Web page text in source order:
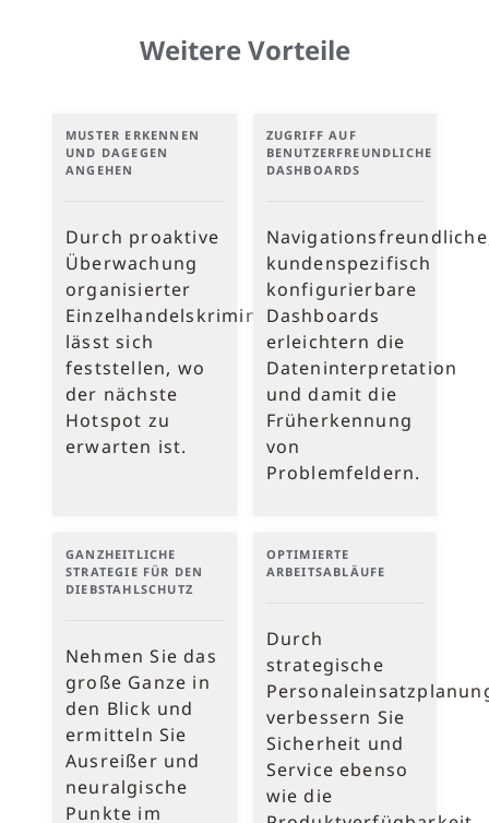
Weitere Vorteile
MUSTER ERKENNEN
UND DAGEGEN
ANGEHEN
Durch proaktive
Überwachung
organisierter
Einzelhandelskriminalität
lässt sich
feststellen, wo
der nächste
Hotspot zu
erwarten ist.
ZUGRIFF AUF
BENUTZERFREUNDLICHE
DASHBOARDS
kundenspezifisch
konfigurierbare
Dashboards
erleichtern die
Dateninterpretation
und damit die
Früherkennung
von
Problemfeldern.
GANZHEITLICHE
STRATEGIE FÜR DEN
DIEBSTAHLSCHUTZ
Nehmen Sie das
große Ganze in
den Blick und
ermitteln Sie
Ausreißer und
neuralgische
Punkte im
OPTIMIERTE
ARBEITSABLÄUFE
Durch
strategische
verbessern Sie
Sicherheit und
Service ebenso
wie die